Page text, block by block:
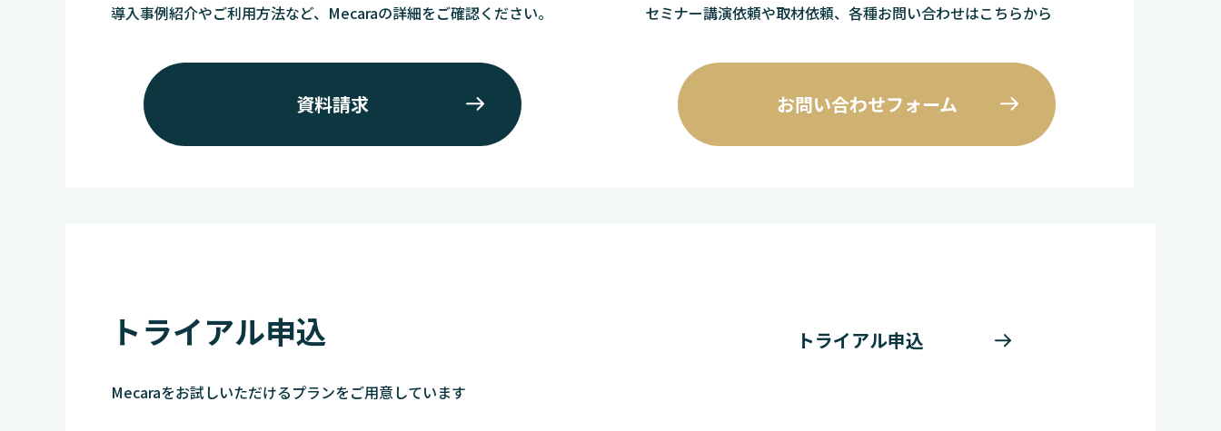
導入事例紹介やご利用方法など、Mecaraの詳細をご確認ください。
資料請求
セミナー講演依頼や取材依頼、各種お問い合わせはこちらから
お問い合わせフォーム
トライアル申込
Mecaraをお試しいただけるプランをご用意しています
トライアル申込